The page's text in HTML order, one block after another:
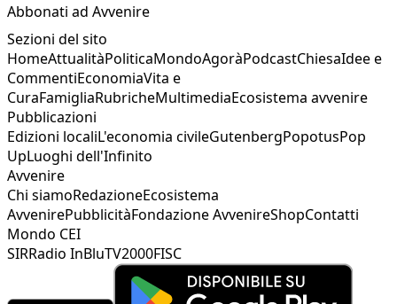
Abbonati ad Avvenire
Sezioni del sito
HomeAttualitàPoliticaMondoAgoràPodcastChiesaIdee e
CommentiEconomiaVita e
CuraFamigliaRubricheMultimediaEcosistema avvenire
Pubblicazioni
Edizioni localiL'economia civileGutenbergPopotusPop
UpLuoghi dell'Infinito
Avvenire
Chi siamoRedazioneEcosistema
AvvenirePubblicitàFondazione AvvenireShopContatti
Mondo CEI
SIRRadio InBluTV2000FISC